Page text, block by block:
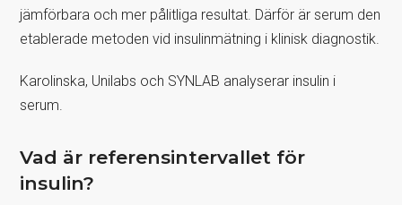
jämförbara och mer pålitliga resultat. Därför är serum den
etablerade metoden vid insulinmätning i klinisk diagnostik.
Karolinska, Unilabs och SYNLAB analyserar insulin i
serum.
Vad är referensintervallet för
insulin?